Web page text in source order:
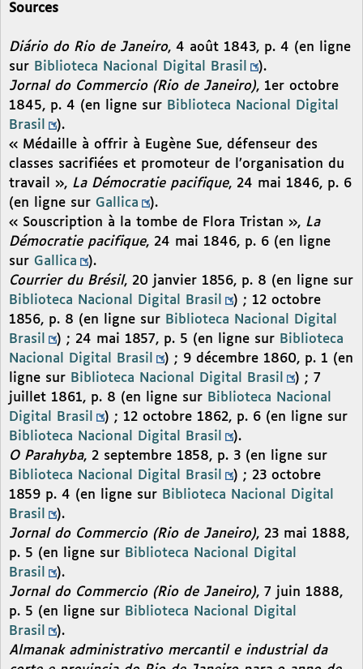
Sources
Diário do Rio de Janeiro, 4 août 1843, p. 4 (en ligne
sur Biblioteca Nacional Digital Brasil
).
Jornal do Commercio (Rio de Janeiro), 1er octobre
1845, p. 4 (en ligne sur Biblioteca Nacional Digital
Brasil
).
« Médaille à offrir à Eugène Sue, défenseur des
classes sacrifiées et promoteur de l’organisation du
travail », La Démocratie pacifique, 24 mai 1846, p. 6
(en ligne sur Gallica
).
« Souscription à la tombe de Flora Tristan », La
Démocratie pacifique, 24 mai 1846, p. 6 (en ligne
sur Gallica
).
Courrier du Brésil, 20 janvier 1856, p. 8 (en ligne sur
Biblioteca Nacional Digital Brasil
) ; 12 octobre
1856, p. 8 (en ligne sur Biblioteca Nacional Digital
Brasil
) ; 24 mai 1857, p. 5 (en ligne sur Biblioteca
Nacional Digital Brasil
) ; 9 décembre 1860, p. 1 (en
ligne sur Biblioteca Nacional Digital Brasil
) ; 7
juillet 1861, p. 8 (en ligne sur Biblioteca Nacional
Digital Brasil
) ; 12 octobre 1862, p. 6 (en ligne sur
Biblioteca Nacional Digital Brasil
).
O Parahyba, 2 septembre 1858, p. 3 (en ligne sur
Biblioteca Nacional Digital Brasil
) ; 23 octobre
1859 p. 4 (en ligne sur Biblioteca Nacional Digital
Brasil
).
Jornal do Commercio (Rio de Janeiro), 23 mai 1888,
p. 5 (en ligne sur Biblioteca Nacional Digital
Brasil
).
Jornal do Commercio (Rio de Janeiro), 7 juin 1888,
p. 5 (en ligne sur Biblioteca Nacional Digital
Brasil
).
Almanak administrativo mercantil e industrial da